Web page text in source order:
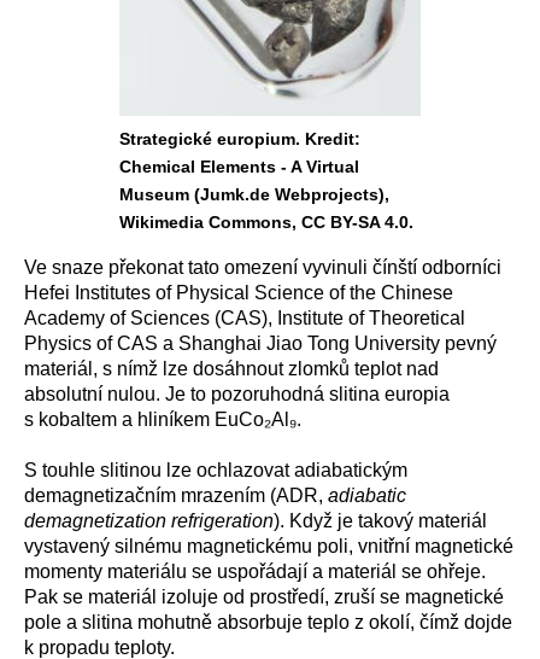
Strategické europium. Kredit:
Chemical Elements - A Virtual
Museum (Jumk.de Webprojects),
Wikimedia Commons, CC BY-SA 4.0.
Ve snaze překonat tato omezení vyvinuli čínští odborníci
Hefei Institutes of Physical Science of the Chinese
Academy of Sciences (CAS), Institute of Theoretical
Physics of CAS a Shanghai Jiao Tong University pevný
materiál, s nímž lze dosáhnout zlomků teplot nad
absolutní nulou. Je to pozoruhodná slitina europia
s kobaltem a hliníkem EuCo₂Al₉.
S touhle slitinou lze ochlazovat adiabatickým
demagnetizačním mrazením (ADR, adiabatic
demagnetization refrigeration). Když je takový materiál
vystavený silnému magnetickému poli, vnitřní magnetické
momenty materiálu se uspořádají a materiál se ohřeje.
Pak se materiál izoluje od prostředí, zruší se magnetické
pole a slitina mohutně absorbuje teplo z okolí, čímž dojde
k propadu teploty.